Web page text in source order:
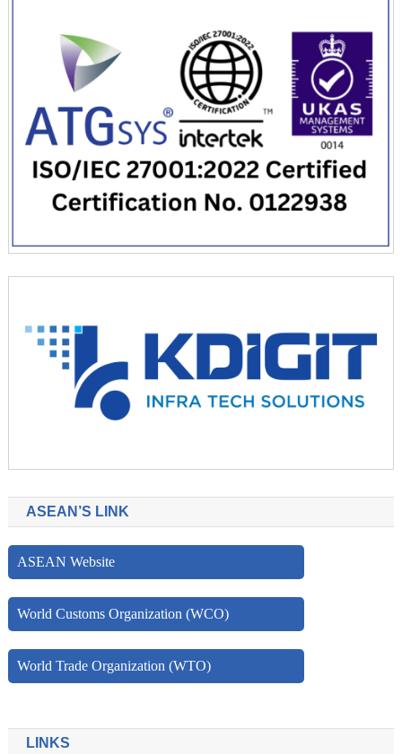
ASEAN’S LINK
ASEAN Website
World Customs Organization (WCO)
World Trade Organization (WTO)
LINKS